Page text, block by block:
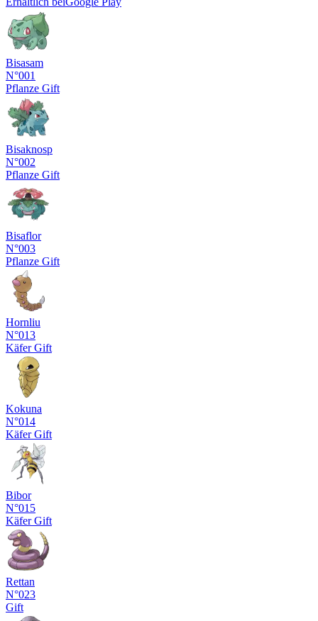
Bisasam
N°001
Pflanze Gift
Bisaknosp
N°002
Pflanze Gift
Bisaflor
N°003
Pflanze Gift
Hornliu
N°013
KäferGift
Kokuna
N°014
KäferGift
Bibor
N°015
KäferGift
Rettan
N°023
Gift